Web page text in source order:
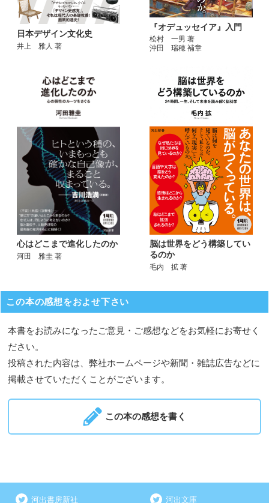
日本デザイン文化史
井上 雅人 著
『オデュッセイア』入門
松村 一男 著
沖田 瑞穂 補章
心はどこまで進化したのか
河田 雅圭 著
脳は世界をどう構築してい
るのか
毛内 拡 著
この本の感想をおよせ下さい
本書をお読みになったご意見・ご感想などをお気軽にお寄せく
ださい。
投稿された内容は、弊社ホームページや新聞・雑誌広告などに
掲載させていただくことがございます。
この本の感想を書く
河出書房新社 河出文庫